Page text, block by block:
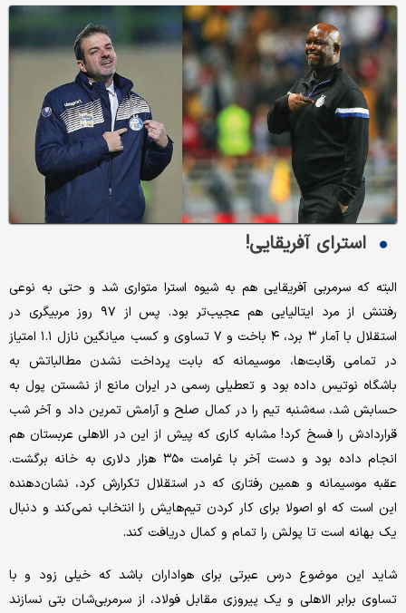
استرای آفریقایی!
البته که سرمربی آفریقایی هم به شیوه استرا متواری شد و حتی به نوعی
رفتنش از مرد ایتالیایی هم عجیب‌تر بود. پس از ۹۷ روز مربیگری در
استقلال با آمار ۳ برد، ۴ باخت و ۷ تساوی و کسب میانگین نازل ۱.۱ امتیاز
در تمامی رقابت‌ها، موسیمانه که بابت پرداخت نشدن مطالباتش به
باشگاه نوتیس داده بود و تعطیلی رسمی در ایران مانع از نشستن پول به
حسابش شد، سه‌شنبه تیم را در کمال صلح و آرامش تمرین داد و آخر شب
قراردادش را فسخ کرد! مشابه کاری که پیش از این در الاهلی عربستان هم
انجام داده بود و دست آخر با غرامت ۳۵۰ هزار دلاری به خانه برگشت.
عقبه موسیمانه و همین رفتاری که در استقلال تکرارش کرد، نشان‌دهنده
این است که او اصولا برای کار کردن تیم‌هایش را انتخاب نمی‌کند و دنبال
یک بهانه است تا پولش را تمام و کمال دریافت کند.
شاید این موضوع درس عبرتی برای هواداران باشد که خیلی زود و با
تساوی برابر الاهلی و یک پیروزی مقابل فولاد، از سرمربی‌شان بتی نسازند